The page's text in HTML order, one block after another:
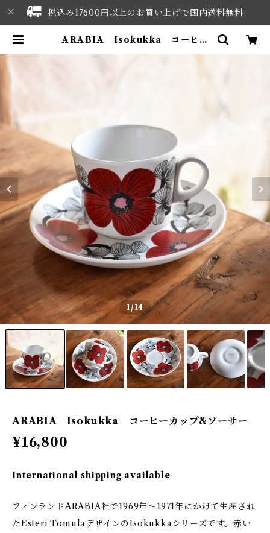
税込み17600円以上のお買い上げで国内送料無料
ARABIA Isokukka コーヒー
1/14
ARABIA Isokukka コーヒーカップ&ソーサー
¥16,800
International shipping available
フィンランドARABIA社で1969年～1971年にかけて生産され
たEsteri TomulaデザインのIsokukkaシリーズです。赤い